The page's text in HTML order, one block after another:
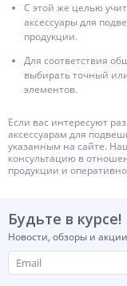
С этой же целью
аксессуары для
продукции.
Для соответствия
выбирать точный
элементов.
Если вас интересуют
аксессуарам для
указанным на сайте.
консультацию в
продукции и
Будьте в курсе!
Новости, обзоры и акции